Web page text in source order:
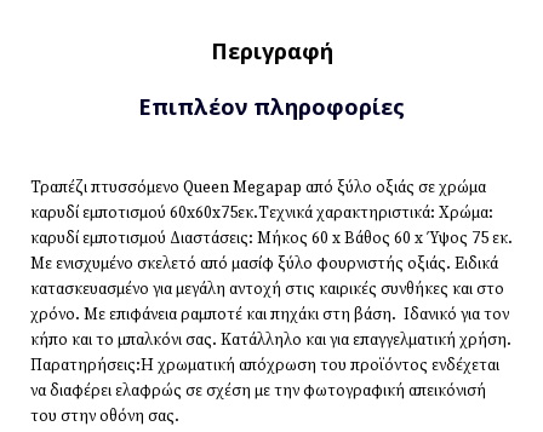
Περιγραφή
Επιπλέον πληροφορίες
Τραπέζι πτυσσόμενο Queen Megapap από ξύλο οξιάς σε χρώμα
καρυδί εμποτισμού 60x60x75εκ.Τεχνικά χαρακτηριστικά: Χρώμα:
καρυδί εμποτισμού Διαστάσεις: Μήκος 60 x Βάθος 60 x Ύψος 75 εκ.
Με ενισχυμένο σκελετό από μασίφ ξύλο φουρνιστής οξιάς. Ειδικά
κατασκευασμένο για μεγάλη αντοχή στις καιρικές συνθήκες και στο
χρόνο. Με επιφάνεια ραμποτέ και πηχάκι στη βάση. Ιδανικό για τον
κήπο και το μπαλκόνι σας. Κατάλληλο και για επαγγελματική χρήση.
Παρατηρήσεις:Η χρωματική απόχρωση του προϊόντος ενδέχεται
να διαφέρει ελαφρώς σε σχέση με την φωτογραφική απεικόνισή
του στην οθόνη σας.